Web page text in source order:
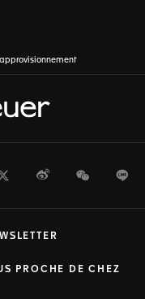
TwitterWeiboWeChat
PROCHE DE CHEZ